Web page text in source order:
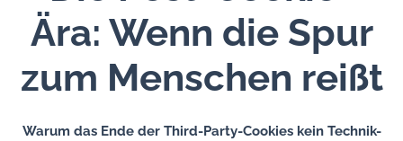
Ära: Wenn die Spur
zum Menschen reißt
Warum das Ende der Third-Party-Cookies kein Technik-